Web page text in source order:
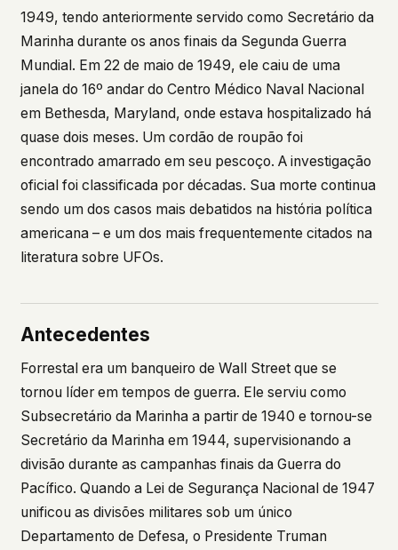
what devices they use, or whether they come
chose not to.
We think the tradeoff is worth it. The UFO/UAP
topic attracts government attention, and the
people reading about it deserve to do so without
being watched. If you're a whistleblower, a
someone who's curious – your visit here is yours
alone.
WHAT WE CAN'T CONTROL
Your internet provider can see that you
connected to ufouap.com (they can see this for
every website you visit). Your DNS provider
exist on our hosting provider's infrastructure. We
exist.
If this concerns you, a VPN or Tor will handle it.
We won't judge – we'd do the same.
This isn't a privacy policy written by lawyers to
protect us. It's a promise written by us to protect
you. If we ever add analytics, tracking, or third-
party scripts, we'll say so here first – and you
should stop trusting us.
1949, tendo anteriormente servido como Secretário da
Marinha durante os anos finais da Segunda Guerra
Mundial. Em 22 de maio de 1949, ele caiu de uma
janela do 16º andar do Centro Médico Naval Nacional
em Bethesda, Maryland, onde estava hospitalizado há
quase dois meses. Um cordão de roupão foi
encontrado amarrado em seu pescoço. A investigação
oficial foi classificada por décadas. Sua morte continua
sendo um dos casos mais debatidos na história política
americana – e um dos mais frequentemente citados na
literatura sobre UFOs.
Antecedentes
Forrestal era um banqueiro de Wall Street que se
tornou líder em tempos de guerra. Ele serviu como
Subsecretário da Marinha a partir de 1940 e tornou-se
Secretário da Marinha em 1944, supervisionando a
divisão durante as campanhas finais da Guerra do
Pacífico. Quando a Lei de Segurança Nacional de 1947
unificou as divisões militares sob um único
Departamento de Defesa, o Presidente Truman